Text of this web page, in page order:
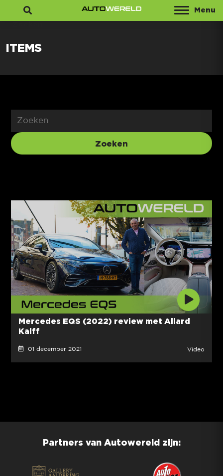
Menu
ITEMS
Mercedes EQS (2022) review met Allard
Kalff
01 december 2021 Video
Partners van Autowereld zijn: